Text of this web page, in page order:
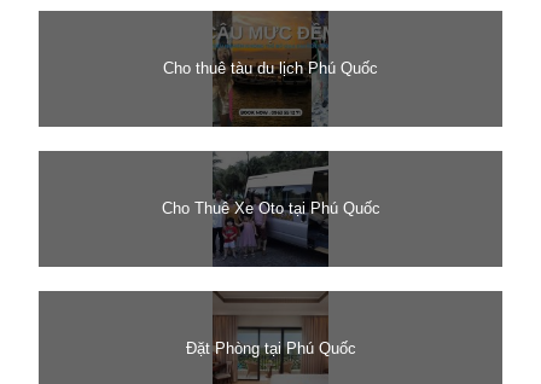
Cho thuê tàu du lịch Phú Quốc
Cho Thuê Xe Oto tại Phú Quốc
Đặt Phòng tại Phú Quốc